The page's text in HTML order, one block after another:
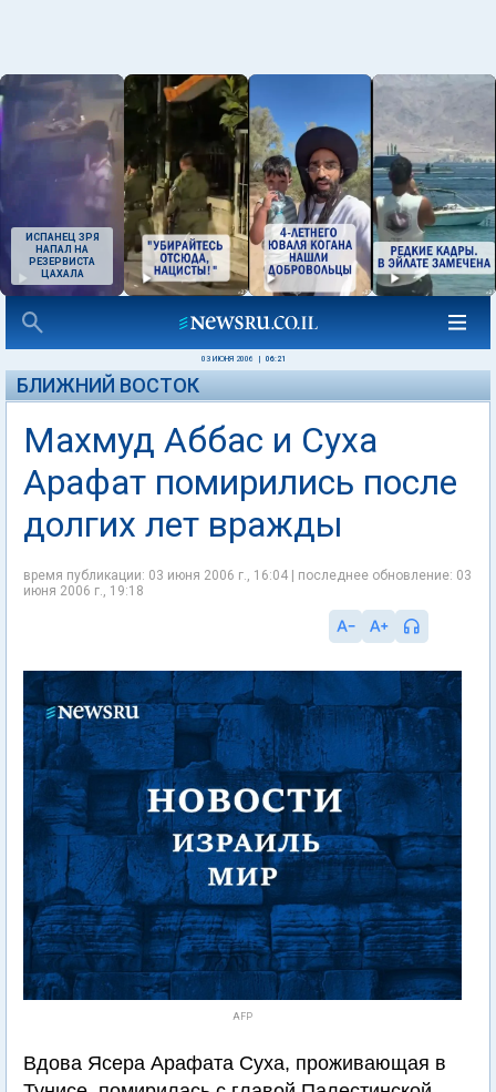
ИСПАНЕЦ ЗРЯ
НАПАЛ НА
РЕЗЕРВИСТА
ЦАХАЛА
03 ИЮНЯ 2006 06:21
БЛИЖНИЙ ВОСТОК
Махмуд Аббас и Суха
Арафат помирились после
долгих лет вражды
время публикации: 03 июня 2006 г., 16:04 | последнее обновление: 03
июня 2006 г., 19:18
AFP
Вдова Ясера Арафата Суха, проживающая в